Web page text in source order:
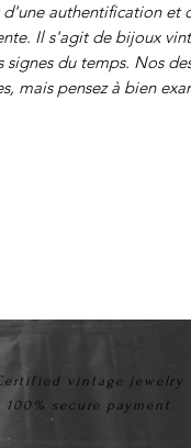
authentification et
Il s'agit de bijoux
du temps. Nos
mais pensez à bien
vintage jewelry
100% secure payment